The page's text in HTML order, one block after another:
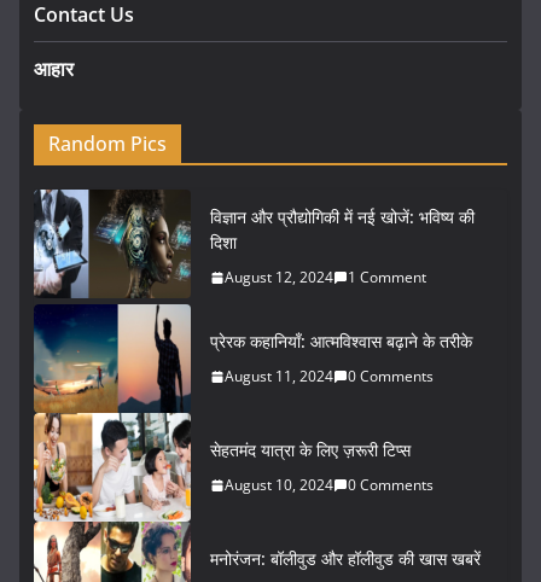
Contact Us
आहार
Random Pics
विज्ञान और प्रौद्योगिकी में नई खोजें: भविष्य की
दिशा
August 12, 2024 1 Comment
प्रेरक कहानियाँ: आत्मविश्वास बढ़ाने के तरीके
August 11, 2024 0 Comments
सेहतमंद यात्रा के लिए ज़रूरी टिप्स
August 10, 2024 0 Comments
मनोरंजन: बॉलीवुड और हॉलीवुड की खास खबरें